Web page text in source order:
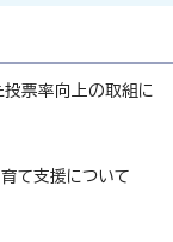
票率向上の取組に
て支援について